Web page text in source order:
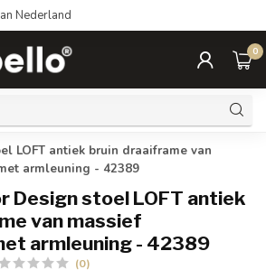
Nederland
0
LOFT antiek bruin draaiframe van
armleuning - 42389
Design stoel LOFT antiek
van massief
armleuning - 42389
(0)